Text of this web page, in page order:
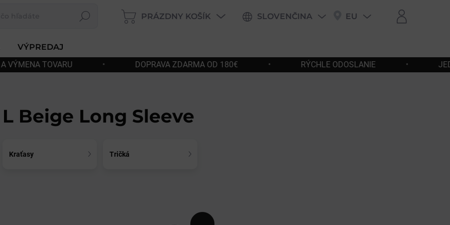
Hľadať
NÁKUPNÝ
PRÁZDNY KOŠÍK EU
SLOVENČINA
VÝPREDAJ
DOPRAVA ZDARMA OD 180€ • RÝCHLE ODOSLANIE JEDNODUCHÉ VRÁTENIE A VÝMENA
L Beige Long Sleeve
Kraťasy Tričká